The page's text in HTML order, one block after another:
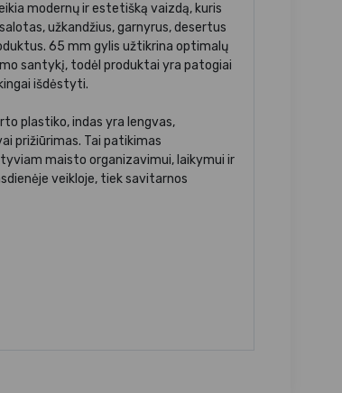
modernų ir estetišką vaizdą, kuris
užkandžius, garnyrus, desertus
65 mm gylis užtikrina optimalų
santykį, todėl produktai yra patogiai
išdėstyti.
plastiko, indas yra lengvas,
prižiūrimas. Tai patikimas
maisto organizavimui, laikymui ir
veikloje, tiek savitarnos